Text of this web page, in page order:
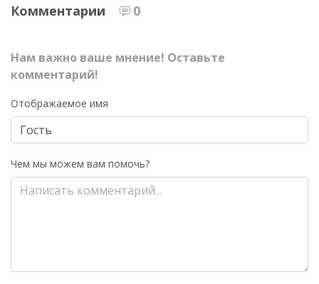
Комментарии 0
Нам важно ваше мнение! Оставьте
комментарий!
Отображаемое имя
Чем мы можем вам помочь?